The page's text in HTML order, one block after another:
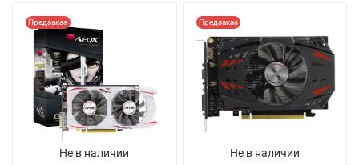
Не в наличии
Предзаказ
Не в наличии
Предзаказ